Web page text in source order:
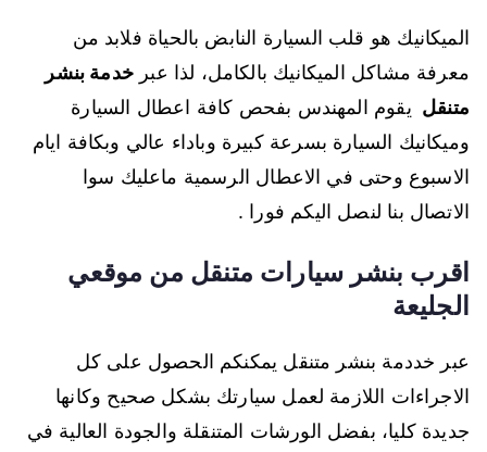
الميكانيك هو قلب السيارة النابض بالحياة فلابد من
معرفة مشاكل الميكانيك بالكامل، لذا عبرخدمة بنشر
متنقل يقوم المهندس بفحص كافة اعطال السيارة
وميكانيك السيارة بسرعة كبيرة وباداء عالي وبكافة ايام
الاسبوع وحتى في الاعطال الرسمية ماعليك سوا
الاتصال بنا لنصل اليكم فورا .
اقرب بنشر سيارات متنقل من موقعي
الجليعة
عبر خددمة بنشر متنقل يمكنكم الحصول على كل
الاجراءات اللازمة لعمل سيارتك بشكل صحيح وكانها
جديدة كليا، بفضل الورشات المتنقلة والجودة العالية في